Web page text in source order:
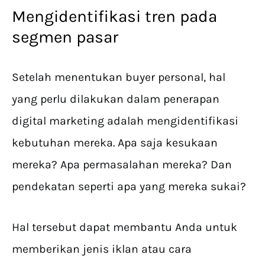
Mengidentifikasi tren pada
segmen pasar
Setelah menentukan buyer personal, hal
yang perlu dilakukan dalam penerapan
digital marketing adalah mengidentifikasi
kebutuhan mereka. Apa saja kesukaan
mereka? Apa permasalahan mereka? Dan
pendekatan seperti apa yang mereka sukai?
Hal tersebut dapat membantu Anda untuk
memberikan jenis iklan atau cara